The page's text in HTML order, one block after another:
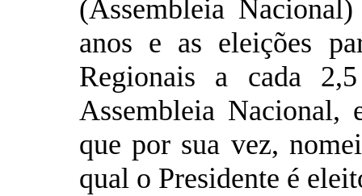
(Assembleia
anos e as eleições
Regionais a cada
Assembleia Nacional,
que por sua vez,
qual o Presidente é